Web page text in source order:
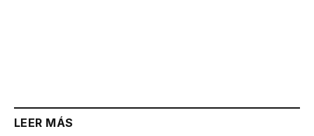
LEER MÁS